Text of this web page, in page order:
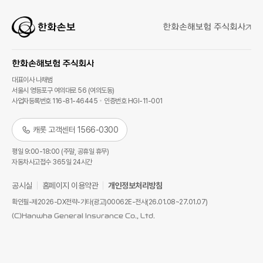
대표이사 나채범
서울시 영등포구 여의대로 56 (여의도동)
사업자등록번호 116-81-46445
인증번호 HGI-11-001
캐롯 고객센터 1566-0300
평일 9:00-18:00 (주말, 공휴일 휴무)
자동차사고접수 365일 24시간
공시실 홈페이지 이용약관 개인정보처리방침
확인필-제2026-DX전략-기타(광고)00062E-전사(26.01.08~27.01.07)
(C)Hanwha General Insurance Co., Ltd.